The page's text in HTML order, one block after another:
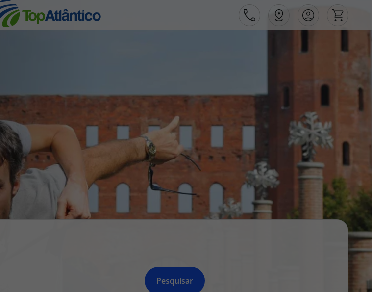
Agências
Contactos
Apoio ao cliente em Portugal
218 925 471
Apoio ao cliente no Estrangeiro
facilidade na marcação das suas viagens, tem ainda ao seu
dispor o nosso call center a funcionar todos os dias úteis das
10:00 às 20:00 e Sábado das 10:00 às 14:00.
Pesquisar